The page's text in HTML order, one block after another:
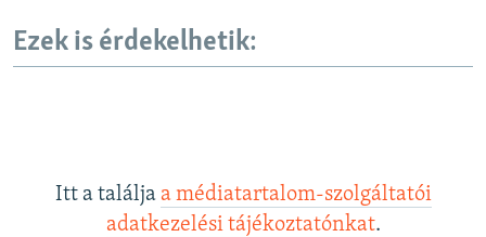
Ezek is érdekelhetik:
Itt a találja a médiatartalom-szolgáltatói
adatkezelési tájékoztatónkat.